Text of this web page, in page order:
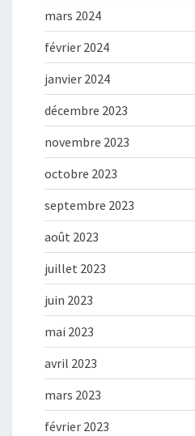
mars 2024
février 2024
janvier 2024
décembre 2023
novembre 2023
octobre 2023
septembre 2023
août 2023
juillet 2023
juin 2023
mai 2023
avril 2023
mars 2023
février 2023